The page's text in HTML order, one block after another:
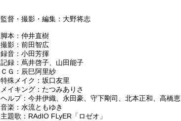
監督・撮影・編集：大野将志
脚本：仲井直樹
撮影：前田智広
録音：小田芳揮
記録：蔦井啓子、山田能子
ＣＧ：辰巳阿里紗
特殊メイク：坂口友里
メイキング：たつみありさ
ヘルプ：今井伊織、永田豪、守下剛司、北本正和、高橋恵
音楽：水流ともゆき
主題歌：RAdIO FLyER「ロゼオ」